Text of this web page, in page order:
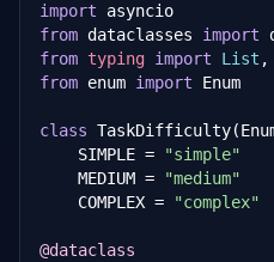
import
from dataclasses import
from typing import List ,
from enum import Enum
class
    SIMPLE =
"simple"
    MEDIUM =
"medium"
    COMPLEX =
"complex"
@dataclass